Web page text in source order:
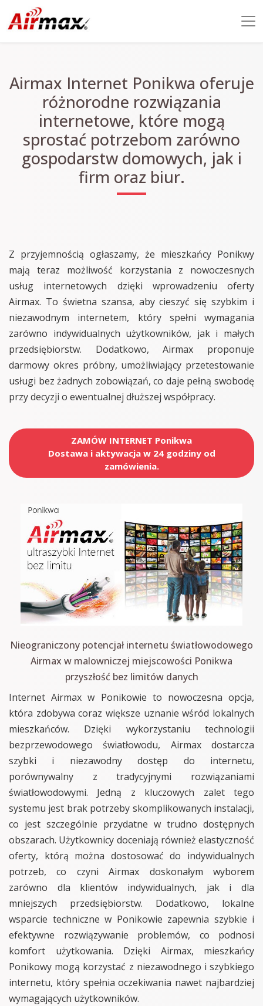
Airmax Internet Ponikwa oferuje
różnorodne rozwiązania
internetowe, które mogą
sprostać potrzebom zarówno
gospodarstw domowych, jak i
firm oraz biur.
Z przyjemnością ogłaszamy, że mieszkańcy Ponikwy
mają teraz możliwość korzystania z nowoczesnych
usług internetowych dzięki wprowadzeniu oferty
Airmax. To świetna szansa, aby cieszyć się szybkim i
niezawodnym internetem, który spełni wymagania
zarówno indywidualnych użytkowników, jak i małych
przedsiębiorstw. Dodatkowo, Airmax proponuje
darmowy okres próbny, umożliwiający przetestowanie
usługi bez żadnych zobowiązań, co daje pełną swobodę
przy decyzji o ewentualnej dłuższej współpracy.
ZAMÓW INTERNET Ponikwa
Dostawa i aktywacja w 24 godziny od
zamówienia.
Nieograniczony potencjał internetu światłowodowego
Airmax w malowniczej miejscowości Ponikwa
przyszłość bez limitów danych
Internet Airmax w Ponikowie to nowoczesna opcja,
która zdobywa coraz większe uznanie wśród lokalnych
mieszkańców. Dzięki wykorzystaniu technologii
bezprzewodowego światłowodu, Airmax dostarcza
szybki i niezawodny dostęp do internetu,
porównywalny z tradycyjnymi rozwiązaniami
światłowodowymi. Jedną z kluczowych zalet tego
systemu jest brak potrzeby skomplikowanych instalacji,
co jest szczególnie przydatne w trudno dostępnych
obszarach. Użytkownicy doceniają również elastyczność
oferty, którą można dostosować do indywidualnych
potrzeb, co czyni Airmax doskonałym wyborem
zarówno dla klientów indywidualnych, jak i dla
mniejszych przedsiębiorstw. Dodatkowo, lokalne
wsparcie techniczne w Ponikowie zapewnia szybkie i
efektywne rozwiązywanie problemów, co podnosi
komfort użytkowania. Dzięki Airmax, mieszkańcy
Ponikowy mogą korzystać z niezawodnego i szybkiego
internetu, który spełnia oczekiwania nawet najbardziej
wymagających użytkowników.